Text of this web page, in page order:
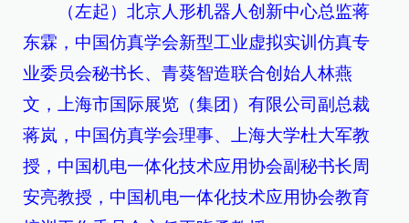
（左起）北京人形机器人创新中心总监蒋
东霖， 中国仿真学会新型工业虚拟实训仿真专
业委员会秘书长、青葵智造联合创始人林燕
文，
上海市国际展览（集团）有限公司副总裁
蒋岚， 中国仿真学会理事、上海大学杜大军教
授， 中国机电一体化技术应用协会副秘书长周
安亮教授， 中国机电一体化技术应用协会教育